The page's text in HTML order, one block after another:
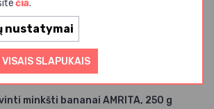
čia.
nustatymai
VISAIS SLAPUKAIS
minkšti bananai AMRITA, 250 g